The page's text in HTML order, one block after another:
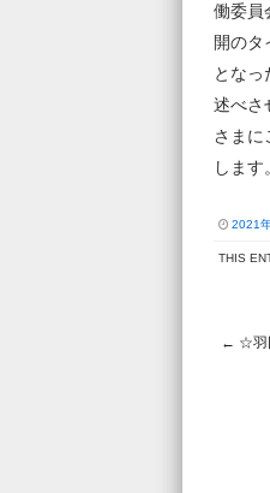
働委員
開の
とな
述べさ
さまに
します。
2021
THIS
← ☆羽